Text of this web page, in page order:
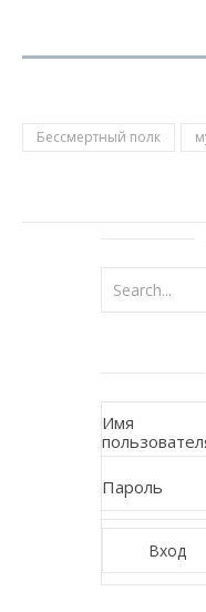
Бессмертный полк
Имя
Пароль